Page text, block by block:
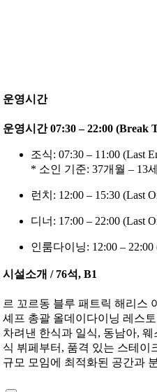
운영시간
운영시간 07:30 – 22:00 (Break
조식: 07:30 – 11:00 (Last
* 소인 기준: 37개월 – 13
런치: 12:00 – 15:30 (Last
디너: 17:00 – 22:00 (Last
인룸다이닝: 12:00 – 22:00
시설소개 / 76석, B1
르 꼬르동 블루 패트릭 해리스
셰프 총괄 올데이다이닝 레스
차려낸 한식과 일식, 동남아,
식 뷔페부터, 품격 있는 스테이
규모 모임에 최적화된 공간과